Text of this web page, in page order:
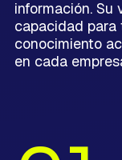
información. Su
capacidad para
conocimiento
en cada